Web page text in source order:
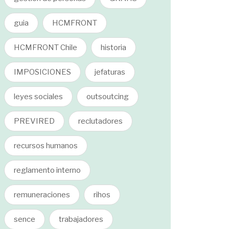
guia HCMFRONT
HCMFRONT Chile historia
IMPOSICIONES jefaturas
leyes sociales outsoutcing
PREVIRED reclutadores
recursos humanos
reglamento interno
remuneraciones rihos
sence trabajadores